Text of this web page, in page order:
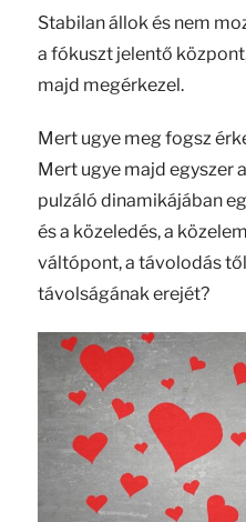
Stabilan állok és nem
a fókuszt jelentő
majd megérkezel.
Mert ugye meg fogsz
Mert ugye majd egyszer
pulzáló dinamikájában
és a közeledés, a
váltópont, a távolodás
távolságának erejét?